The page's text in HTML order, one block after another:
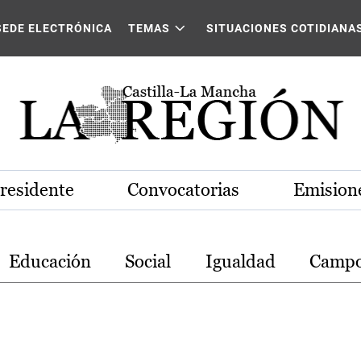
La Mancha
ELECTRÓNICA TEMAS SITUACIONES
Convocatorias
Educación Social Igualdad